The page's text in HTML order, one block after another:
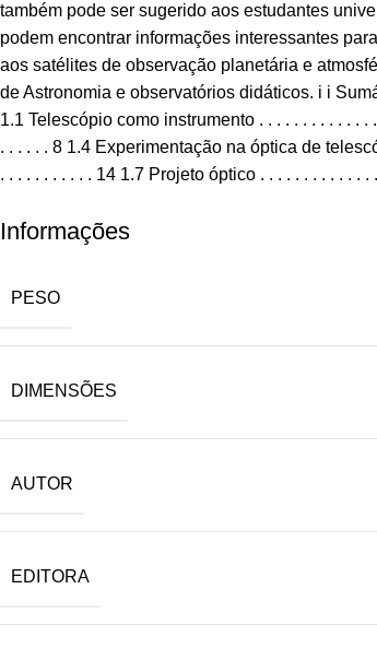
também pode ser sugerido aos estudantes
podem encontrar informações interessantes
aos satélites de observação planetária e
de Astronomia e observatórios didáticos. i i
1.1 Telescópio como instrumento . . . . . . . . . . . .
. . . . . . 8 1.4 Experimentação na óptica de
. . . . . . . . . . . 14 1.7 Projeto óptico . . . . . . . . . . . .
Informações
PESO
DIMENSÕES
AUTOR
EDITORA